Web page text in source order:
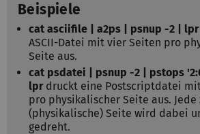
Beispiele
cat asciifile | a2ps | psnup -2 | lpr
ASCII-Datei mit vier Seiten pro
Seite aus.
cat psdatei | psnup -2 | pstops
lpr druckt eine Postscriptdatei
pro physikalischer Seite aus. Jede
(physikalische) Seite wird dabei
gedreht.